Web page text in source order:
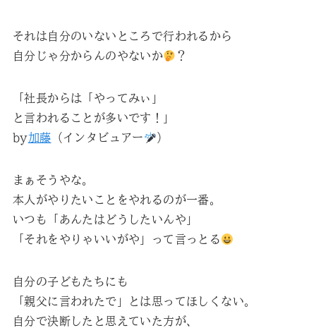
それは自分のいないところで行われるから
自分じゃ分からんのやないか
？
「社長からは「やってみぃ」
と言われることが多いです！」
by加藤 （インタビュアー ）
まぁそうやな。
本人がやりたいことをやれるのが一番。
いつも「あんたはどうしたいんや」
「それをやりゃいいがや」って言っとる
自分の子どもたちにも
「親父に言われたで」とは思ってほしくない。
自分で決断したと思えていた方が、